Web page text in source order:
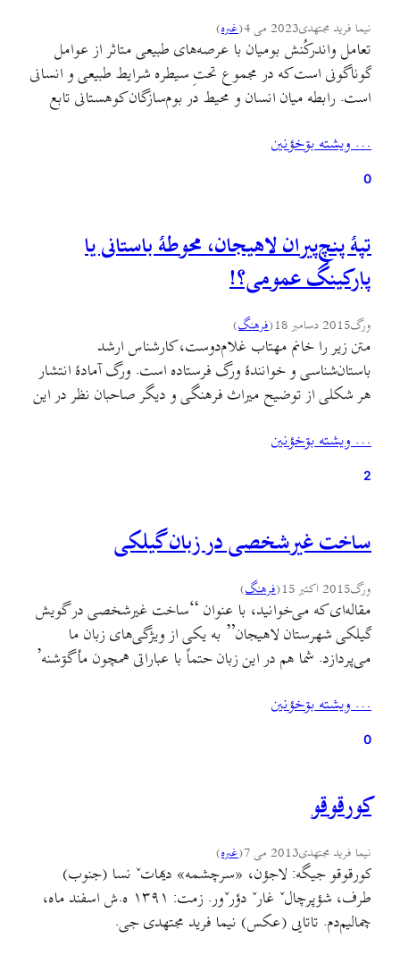
نیما فرید مجتهدی2023 می 4 (غىره)
تعامل و‌اندرکُنش بومیان با عرصه‌های طبیعی متاثر از عوامل
گوناگونی است که در مجموع تحتِ سیطره شرایط طبیعی و انسانی
است. رابطه میان انسان و محیط در بوم‌سازگان کوهستانی تابع
یافت. تنها یکی‌از تفاوت‌های عمده آن‌ها شرایط خاص
بوم‌سازگان کوهستانی با ویژگی‌های چون پیچیدگی و شکنندگی…
… ويشته بۊخؤنين
0
تپهٔ پنچ‌پیران لاهیجان، محوطهٔ باستانی یا
پارکینگ عمومی؟!
ورگ2015 دسامبر 18 (فرهنگ)
متن زیر را خانم مهتاب غلام‌دوست، کارشناس ارشد
باستان‌شناسی و خوانندهٔ ورگ فرستاده است. ورگ آمادهٔ انتشار
هر شکلی از توضیح میراث فرهنگی و دیگر صاحبان نظر در این
جریان انجام پروژه‌ٔ درسی‌ام، از تپهٔ پنج‌پیران بازدید و عکس‌برداری
کردم.…
… ويشته بۊخؤنين
2
ساخت غیرشخصی در زبان گیلکی
ورگ2015 اکتبر 15 (فرهنگ)
مقاله‌ای که می‌خوانید، با عنوان “ساخت غیرشخصی در گویش
گیلکی شهرستان لاهیجان” به یکی از ویژگی‌های زبان ما
می‌پردازد. شما هم در این زبان حتماً با عباراتی همچون مأ گۊشنه’
جمله‌ها می‌پردازد. مقاله را از این‌جا دریافت کنید و بخوانید.
… ويشته بۊخؤنين
0
کورقوقو
نیما فرید مجتهدی2013 می 7 (غىره)
کورقوقو جیگه: لاجؤن، «سرچشمه» دیهاتˇ نسا (جنوب)
طرف، شؤپرچالˇ غارˇ دؤرˇور. زمت: ۱۳۹۱ ه.ش اسفند ماه،
چمالیم‌دم. تاتایی (عکس) نیما فرید مجتهدی جی.